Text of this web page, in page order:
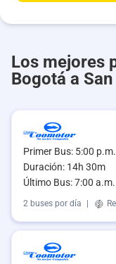
Los mejores
Bogotá a
Primer Bus: 5:00 p.m.
Duración: 14h 30m
Último Bus: 7:00 a.m.
2 buses por día